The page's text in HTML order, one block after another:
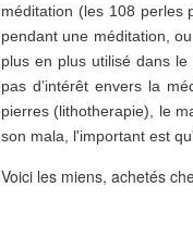
méditation (les 108 perles
pendant une méditation,
plus en plus utilisé dans
pas d’intérêt envers la
pierres (lithotherapie), le
son mala, l'important est
Voici les miens, achetés